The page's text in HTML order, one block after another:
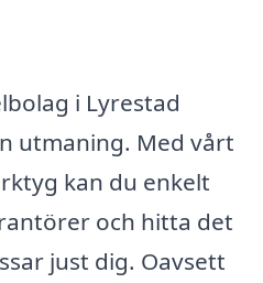
i Lyrestad
utmaning. Med vårt
kan du enkelt
och hitta det
just dig. Oavsett